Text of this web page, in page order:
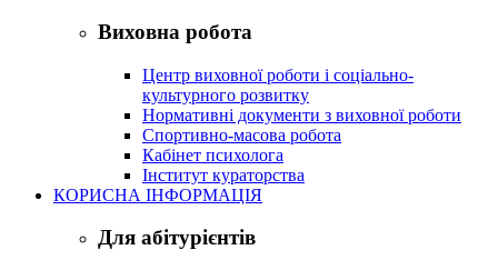
Виховна робота
Центр виховної роботи і соціально-
культурного розвитку
Нормативні документи з виховної роботи
Спортивно-масова робота
Кабінет психолога
Інститут кураторства
КОРИСНА ІНФОРМАЦІЯ
Для абітурієнтів